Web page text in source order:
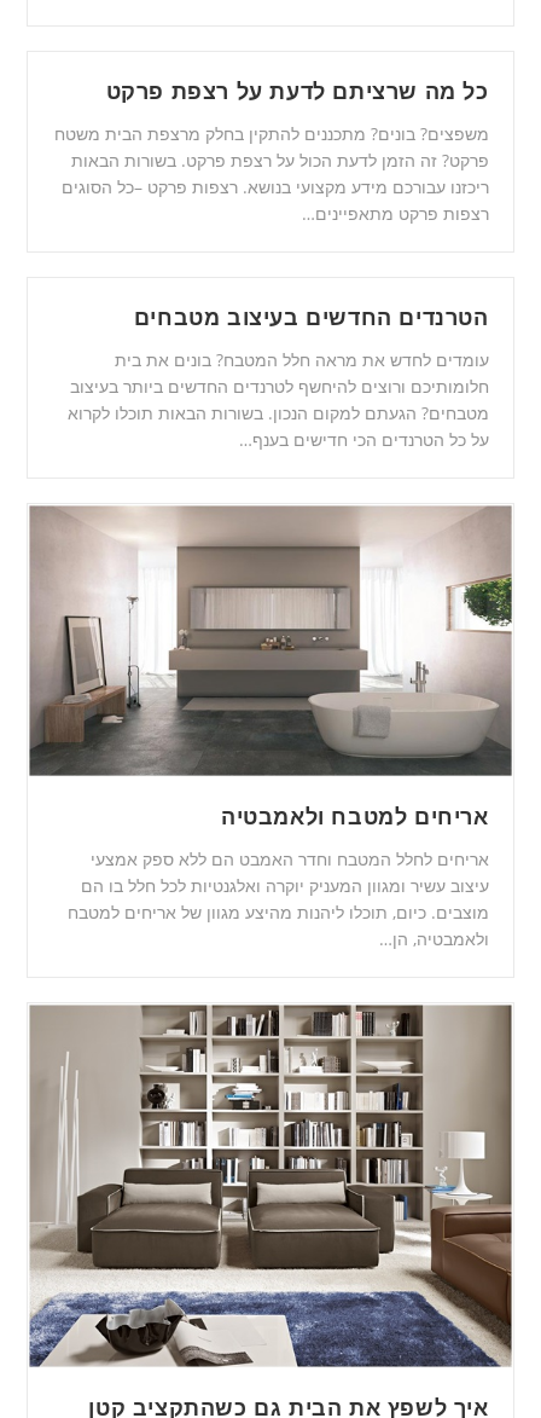
כל מה שרציתם לדעת על רצפת פרקט
משפצים? בונים? מתכננים להתקין בחלק מרצפת הבית משטח
פרקט? זה הזמן לדעת הכול על רצפת פרקט. בשורות הבאות
ריכזנו עבורכם מידע מקצועי בנושא. רצפות פרקט –כל הסוגים
רצפות פרקט מתאפיינים…
הטרנדים החדשים בעיצוב מטבחים
עומדים לחדש את מראה חלל המטבח? בונים את בית
חלומותיכם ורוצים להיחשף לטרנדים החדשים ביותר בעיצוב
מטבחים? הגעתם למקום הנכון. בשורות הבאות תוכלו לקרוא
על כל הטרנדים הכי חדישים בענף…
אריחים למטבח ולאמבטיה
אריחים לחלל המטבח וחדר האמבט הם ללא ספק אמצעי
עיצוב עשיר ומגוון המעניק יוקרה ואלגנטיות לכל חלל בו הם
מוצבים. כיום, תוכלו ליהנות מהיצע מגוון של אריחים למטבח
ולאמבטיה, הן…
איך לשפץ את הבית גם כשהתקציב קטן